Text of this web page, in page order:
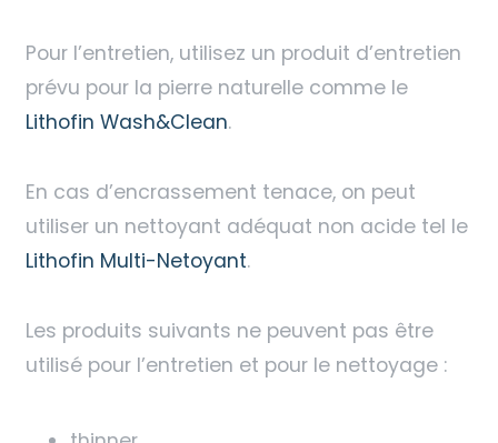
Pour l’entretien, utilisez un produit d’entretien
prévu pour la pierre naturelle comme le
Lithofin Wash&Clean.
En cas d’encrassement tenace, on peut
utiliser un nettoyant adéquat non acide tel le
Lithofin Multi-Netoyant.
Les produits suivants ne peuvent pas être
utilisé pour l’entretien et pour le nettoyage :